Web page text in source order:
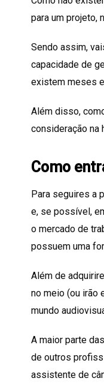
para um projeto,
Sendo assim,
capacidade de
existem meses
Além disso,
consideração na
Como
Para seguires a
e, se possível,
o mercado de
possuem uma
Além de
no meio (ou irão
mundo
A maior parte
de outros
assistente de